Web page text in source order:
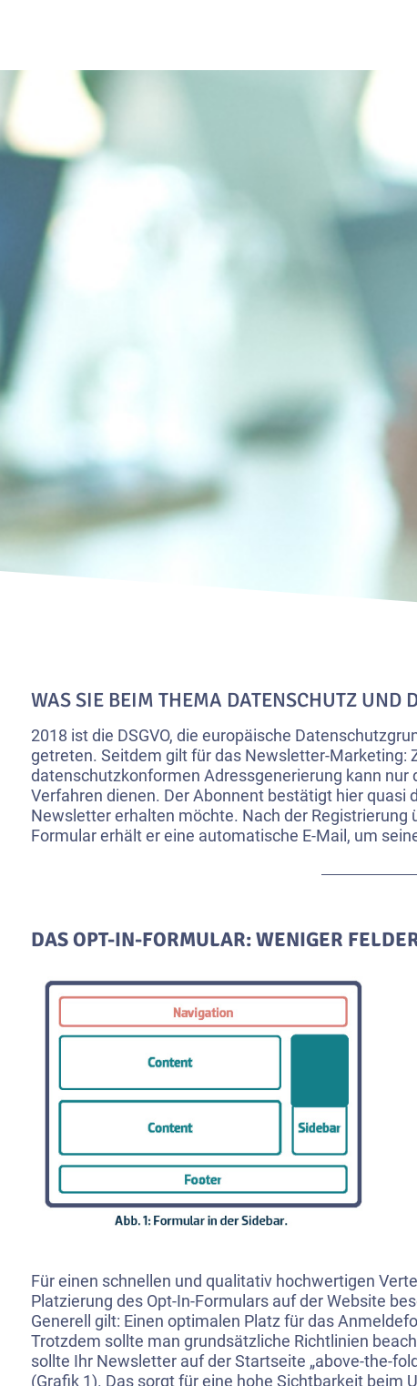
WAS SIE BEIM THEMA DATENSCHUTZ UND
2018 ist die DSGVO, die europäische
getreten. Seitdem gilt für das Newsletter-Marketing:
datenschutzkonformen Adressgenerierung kann nur
Verfahren dienen. Der Abonnent bestätigt hier quasi
Newsletter erhalten möchte. Nach der Registrierung
Formular erhält er eine automatische E-Mail, um
DAS OPT-IN-FORMULAR: WENIGER
Für einen schnellen und qualitativ hochwertigen
Platzierung des Opt-In-Formulars auf der Website
Generell gilt: Einen optimalen Platz für das
Trotzdem sollte man grundsätzliche Richtlinien
sollte Ihr Newsletter auf der Startseite „above-the-
(Grafik 1). Das sorgt für eine hohe Sichtbarkeit beim